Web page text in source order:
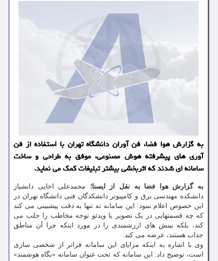
به گزارش هوا فضا، فن آوران دانشگاه تهران با استفاده از فن
آوری های پیشرفته هوش مصنوعی، موفق به طراحی و ساخت
سامانه ای شدند که اثربخشی بیشتر تبلیغات کمک می نماید.
به گزارش هوا فضا به نقل از ایسنا؛ محمدعلی اخایی دانشیار
دانشکده مهندسی برق و کامپیوتر دانشکدگان فنی دانشگاه تهران در
این خصوص اعلام نمود: این سامانه نه تنها به دقت پیشبینی می کند
که چه قسمتهایی در یک تصویر یا ویدئو توجه مخاطب را جلب می
کند، بلکه بینش های ارزشمندی را در مورد اینکه چرا آن مناطق
جذاب هستند، عرضه می کند.
وی با اشاره به اینکه مزایای این سامانه فراتر از شخصی سازی
است، توضیح داد: این سامانه که تحت عنوان سامانه «نگاه هوشمند»